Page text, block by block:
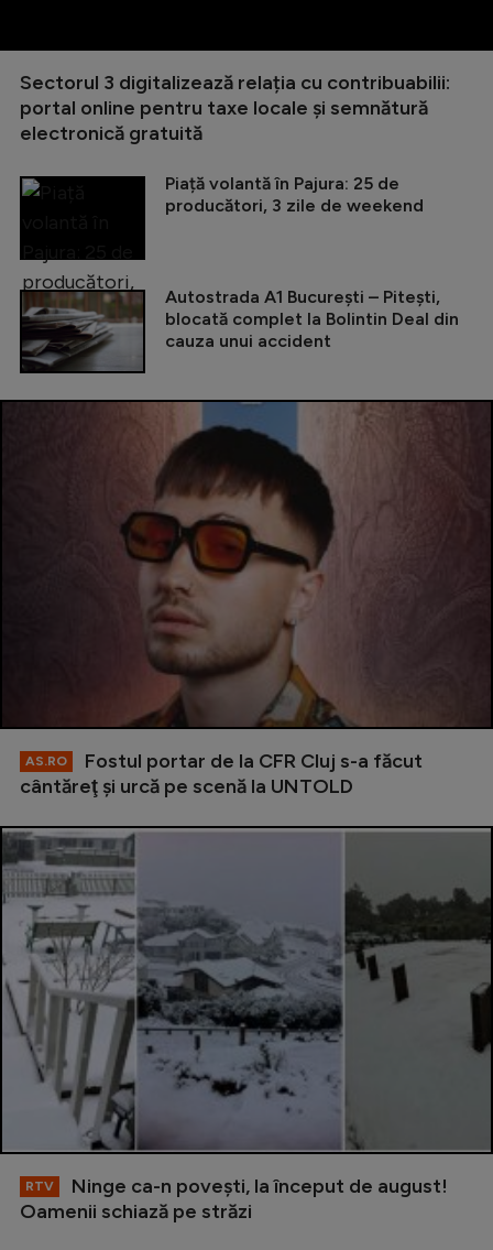
Sectorul 3 digitalizează relația cu contribuabilii:
portal online pentru taxe locale și semnătură
electronică gratuită
Piață volantă în Pajura: 25 de
producători, 3 zile de weekend
Autostrada A1 București – Pitești,
blocată complet la Bolintin Deal din
cauza unui accident
AS.RO
Fostul portar de la CFR Cluj s-a făcut
cântăreţ şi urcă pe scenă la UNTOLD
RTV
Ninge ca-n povești, la început de august!
Oamenii schiază pe străzi